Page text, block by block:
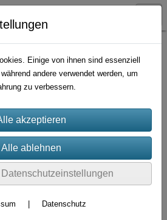
Hybriden
Einige von ihnen sind essenziell
andere verwendet werden, um
zu verbessern.
Datenschutzeinstellungen
Datenschutz